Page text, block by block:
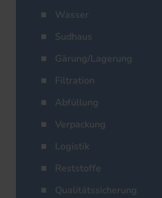
Wasser
Sudhaus
Gärung/Lagerung
Filtration
Abfüllung
Verpackung
Logistik
Reststoffe
Qualitätssicherung